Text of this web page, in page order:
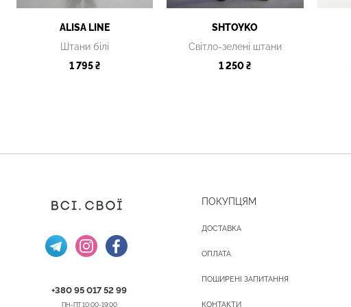
ALISA LINE
Штани білі
1 795 ₴
SHTOYKO
Світло-зелені штани
1 250 ₴
+380 95 017 52 99
ПН-ПТ 10:00-19:00
ПОКУПЦЯМ
ДОСТАВКА
ОПЛАТА
ПОШИРЕНІ ЗАПИТАННЯ
КОНТАКТИ